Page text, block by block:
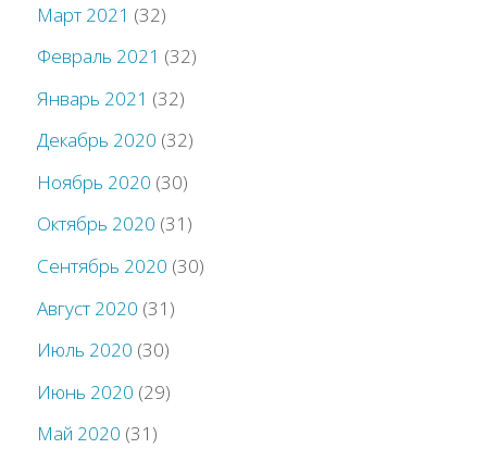
Март 2021 (32)
Февраль 2021 (32)
Январь 2021 (32)
Декабрь 2020 (32)
Ноябрь 2020 (30)
Октябрь 2020 (31)
Сентябрь 2020 (30)
Август 2020 (31)
Июль 2020 (30)
Июнь 2020 (29)
Май 2020 (31)